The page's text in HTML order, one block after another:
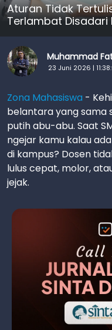
Aturan Tidak
Terlambat Disadari
Muhammad
23 Juni 2026 |
Zona Mahasiswa -
belantara yang sama
putih abu-abu. Saat
ngejar kamu kalau
di kampus? Dosen
lulus cepat, molor,
jejak.